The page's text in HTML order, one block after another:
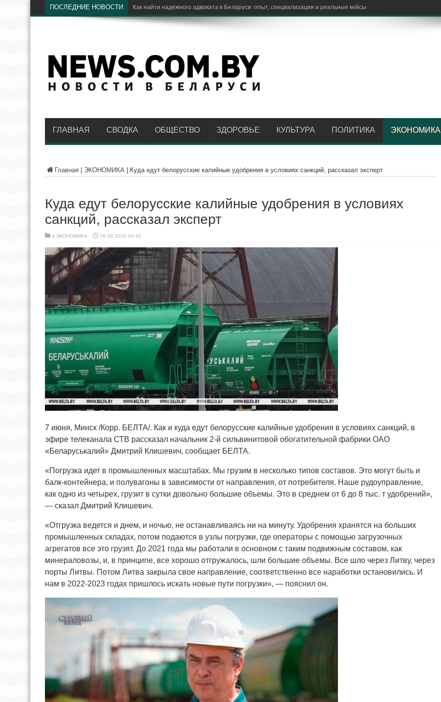
ПОСЛЕДНИЕ НОВОСТИ Электрич
ГЛАВНАЯ СВОДКА ОБЩЕСТВО ЗДОРОВЬЕ КУЛЬТУРА ПОЛИТИКА ЭКОНОМИКА
Главная ЭКОНОМИКА Куда едут белорусские калийные удобрения в условиях санкций, рассказал эксперт
Куда едут белорусские калийные удобрения в условиях
санкций, рассказал эксперт
в ЭКОНОМИКА 08.06.2026 04:45
7 июня, Минск /Корр. БЕЛТА/. Как и куда едут белорусские калийные удобрения в условиях санкций, в
эфире телеканала СТВ рассказал начальник 2-й сильвинитовой обогатительной фабрики ОАО
«Беларуськалий» Дмитрий Клишевич, сообщает БЕЛТА.
«Погрузка идет в промышленных масштабах. Мы грузим в несколько типов составов. Это могут быть и
балк-контейнера, и полувагоны в зависимости от направления, от потребителя. Наше рудоуправление,
как одно из четырех, грузит в сутки довольно большие объемы. Это в среднем от 6 до 8 тыс. т удобрений»,
— сказал Дмитрий Клишевич.
«Отгрузка ведется и днем, и ночью, не останавливаясь ни на минуту. Удобрения хранятся на больших
промышленных складах, потом подаются в узлы погрузки, где операторы с помощью загрузочных
агрегатов все это грузят. До 2021 года мы работали в основном с таким подвижным составом, как
минераловозы, и, в принципе, все хорошо отгружалось, шли большие объемы. Все шло через Литву, через
порты Литвы. Потом Литва закрыла свое направление, соответственно все наработки остановились. И
нам в 2022-2023 годах пришлось искать новые пути погрузки», — пояснил он.